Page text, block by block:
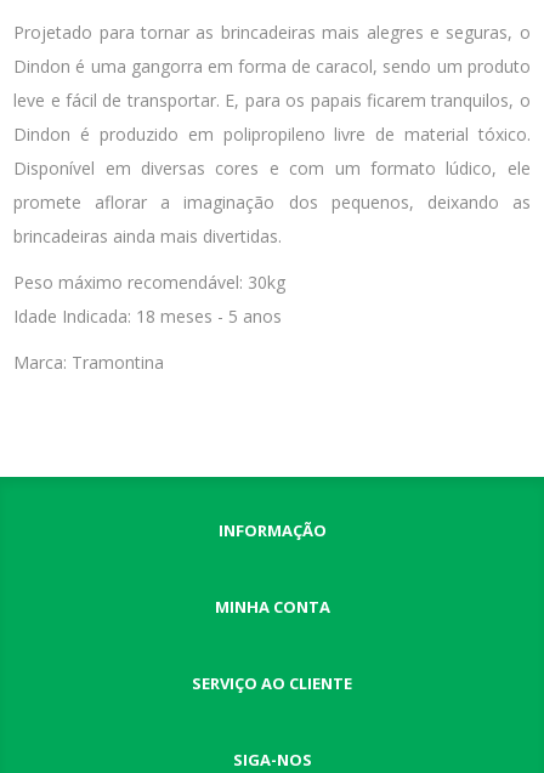
Projetado para tornar as brincadeiras mais alegres e seguras, o
Dindon é uma gangorra em forma de caracol, sendo um produto
leve e fácil de transportar. E, para os papais ficarem tranquilos, o
Dindon é produzido em polipropileno livre de material tóxico.
Disponível em diversas cores e com um formato lúdico, ele
promete aflorar a imaginação dos pequenos, deixando as
brincadeiras ainda mais divertidas.
Peso máximo recomendável: 30kg
Idade Indicada: 18 meses - 5 anos
Marca: Tramontina
INFORMAÇÃO
MINHA CONTA
SERVIÇO AO CLIENTE
SIGA-NOS